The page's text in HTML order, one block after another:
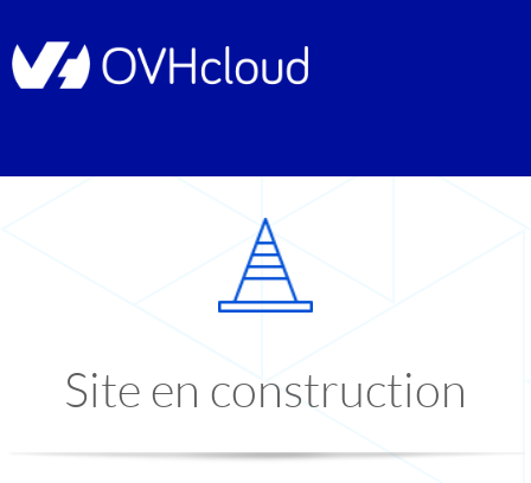
Site en construction